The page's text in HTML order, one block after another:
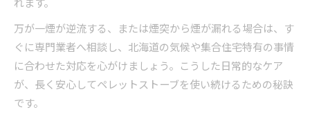
万が一煙が逆流する、または煙突から煙が漏れる場合は、す
ぐに専門業者へ相談し、北海道の気候や集合住宅特有の事情
に合わせた対応を心がけましょう。こうした日常的なケア
が、長く安心してペレットストーブを使い続けるための秘訣
です。